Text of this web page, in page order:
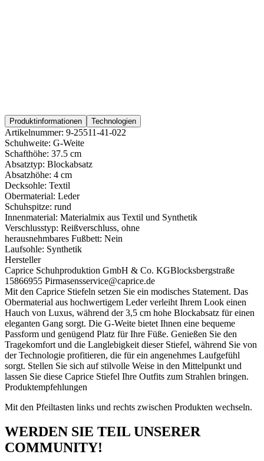
Produktinformationen Technologien
Artikelnummer: 9-25511-41-022
Schuhweite: G-Weite
Schafthöhe: 37.5 cm
Absatztyp: Blockabsatz
Absatzhöhe: 4 cm
Decksohle: Textil
Obermaterial: Leder
Schuhspitze: rund
Innenmaterial: Materialmix aus Textil und Synthetik
Verschlusstyp: Reißverschluss, ohne
herausnehmbares Fußbett: Nein
Laufsohle: Synthetik
Hersteller
Caprice Schuhproduktion GmbH & Co. KGBlocksbergstraße
15866955 Pirmasensservice@caprice.de
Mit den Caprice Stiefeln setzen Sie ein modisches Statement. Das
Obermaterial aus hochwertigem Leder verleiht Ihrem Look einen
Hauch von Luxus, während der 3,5 cm hohe Blockabsatz für einen
eleganten Gang sorgt. Die G-Weite bietet Ihnen eine bequeme
Passform und genügend Platz für Ihre Füße. Genießen Sie den
Tragekomfort und die Langlebigkeit dieser Stiefel, während Sie von
der Technologie profitieren, die für ein angenehmes Laufgefühl
sorgt. Stellen Sie sich auf stilvolle Weise in den Mittelpunkt und
lassen Sie diese Caprice Stiefel Ihre Outfits zum Strahlen bringen.
Produktempfehlungen
Mit den Pfeiltasten links und rechts zwischen Produkten wechseln.
WERDEN SIE TEIL UNSERER
COMMUNITY!